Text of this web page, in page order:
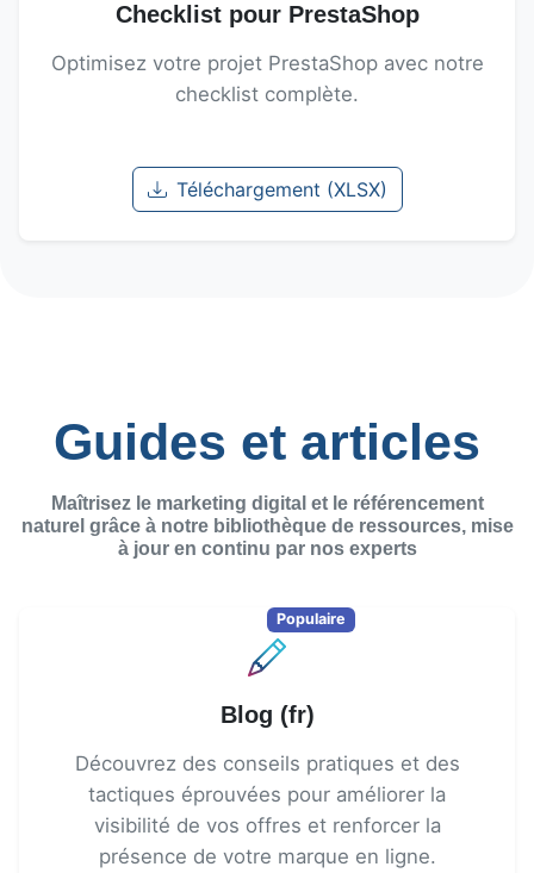
Checklist pour PrestaShop
Optimisez votre projet PrestaShop avec notre
checklist complète.
Téléchargement (XLSX)
Guides et articles
Maîtrisez le marketing digital et le référencement
naturel grâce à notre bibliothèque de ressources, mise
à jour en continu par nos experts
Blog (fr)
Découvrez des conseils pratiques et des
tactiques éprouvées pour améliorer la
visibilité de vos offres et renforcer la
présence de votre marque en ligne.
Populaire